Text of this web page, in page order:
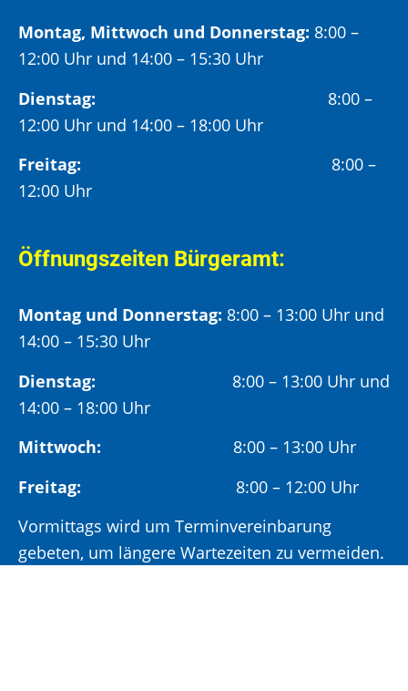
Montag, Mittwoch und Donnerstag: 8:00 –
12:00 Uhr und 14:00 – 15:30 Uhr
Dienstag: 8:00 –
12:00 Uhr und 14:00 – 18:00 Uhr
Freitag:
8:00 –
12:00 Uhr
Öffnungszeiten Bürgeramt:
Montag und Donnerstag: 8:00 – 13:00 Uhr und
14:00 – 15:30 Uhr
Dienstag: 8:00 – 13:00 Uhr und
14:00 – 18:00 Uhr
Mittwoch: 8:00 – 13:00 Uhr
Freitag:
8:00 – 12:00 Uhr
Vormittags wird um Terminvereinbarung
gebeten, um längere Wartezeiten zu vermeiden.